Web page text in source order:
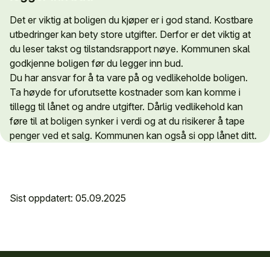
Det er viktig at boligen du kjøper er i god stand. Kostbare
utbedringer kan bety store utgifter. Derfor er det viktig at
du leser takst og tilstandsrapport nøye. Kommunen skal
godkjenne boligen før du legger inn bud.
Du har ansvar for å ta vare på og vedlikeholde boligen.
Ta høyde for uforutsette kostnader som kan komme i
tillegg til lånet og andre utgifter. Dårlig vedlikehold kan
føre til at boligen synker i verdi og at du risikerer å tape
penger ved et salg. Kommunen kan også si opp lånet ditt.
Sist oppdatert: 05.09.2025